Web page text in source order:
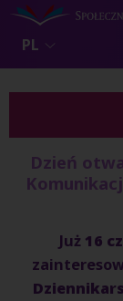
PL
Dzień
Już 16